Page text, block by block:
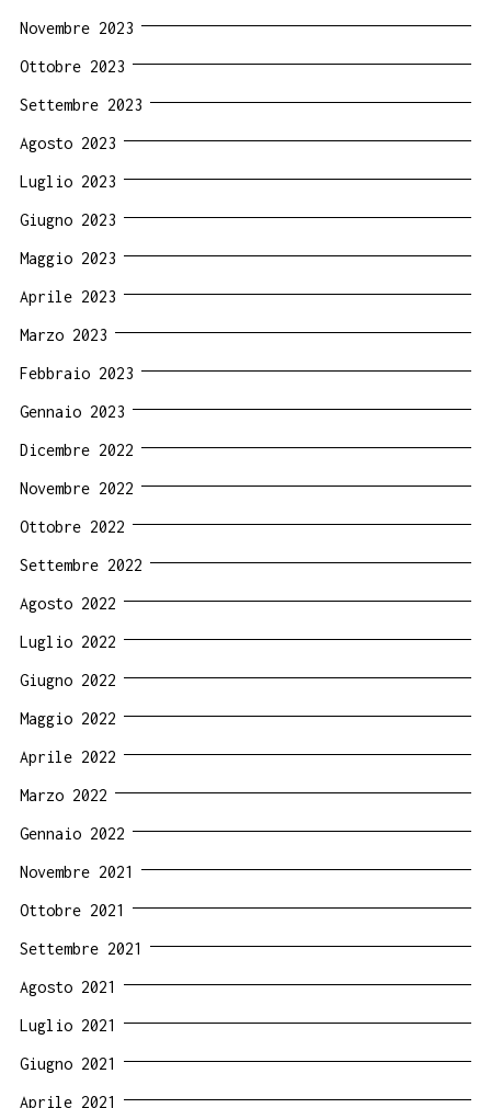
Novembre 2023
Ottobre 2023
Settembre 2023
Agosto 2023
Luglio 2023
Giugno 2023
Maggio 2023
Aprile 2023
Marzo 2023
Febbraio 2023
Gennaio 2023
Dicembre 2022
Novembre 2022
Ottobre 2022
Settembre 2022
Agosto 2022
Luglio 2022
Giugno 2022
Maggio 2022
Aprile 2022
Marzo 2022
Gennaio 2022
Novembre 2021
Ottobre 2021
Settembre 2021
Agosto 2021
Luglio 2021
Giugno 2021
Aprile 2021